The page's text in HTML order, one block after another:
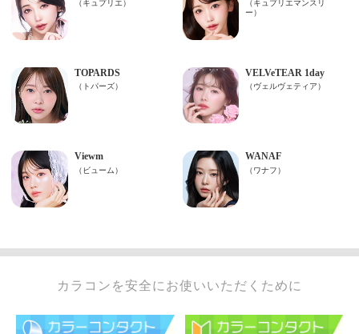
カラコンを安全にお使いいただくために